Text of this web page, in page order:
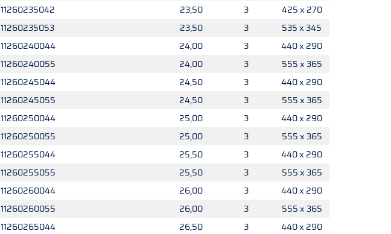
11260235042
23,50 3
425 x 270
11260235053
23,50 3
535 x 345
11260240044
24,00 3
440 x 290
11260240055
24,00 3
555 x 365
11260245044
24,50 3
440 x 290
11260245055
24,50 3
555 x 365
11260250044
25,00 3
440 x 290
11260250055
25,00 3
555 x 365
11260255044
25,50 3
440 x 290
11260255055
25,50 3
555 x 365
11260260044
26,00 3
440 x 290
11260260055
26,00 3
555 x 365
11260265044
26,50 3
440 x 290